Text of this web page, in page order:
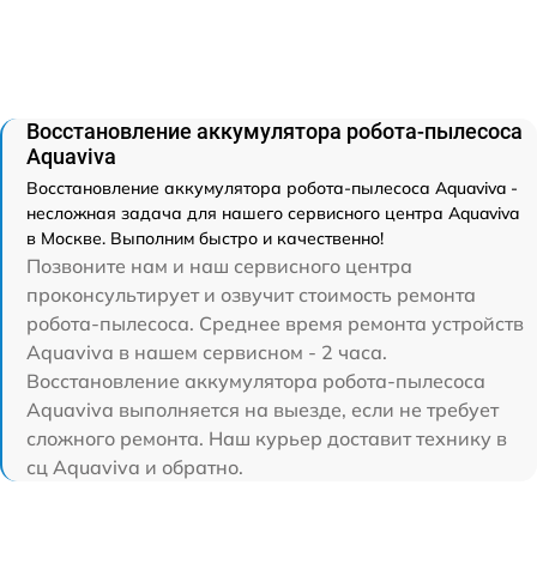
Восстановление аккумулятора робота-пылесоса
Aquaviva
Восстановление аккумулятора робота-пылесоса Aquaviva -
несложная задача для нашего сервисного центра Aquaviva
в Москве. Выполним быстро и качественно!
Позвоните нам и наш сервисного центра
проконсультирует и озвучит стоимость ремонта
робота-пылесоса. Среднее время ремонта устройств
Aquaviva в нашем сервисном - 2 часа.
Восстановление аккумулятора робота-пылесоса
Aquaviva выполняется на выезде, если не требует
сложного ремонта. Наш курьер доставит технику в
сц Aquaviva и обратно.